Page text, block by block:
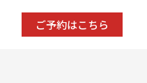
ご予約はこちら